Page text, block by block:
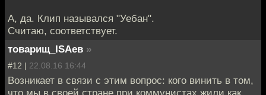
А, да. Клип назывался "Уебан".
Считаю, соответствует.
товарищ_ISAев »
#12 | 22.08.16 16:44
Возникает в связи с этим вопрос: кого винить в том,
что мы в своей стране при коммунистах жили как